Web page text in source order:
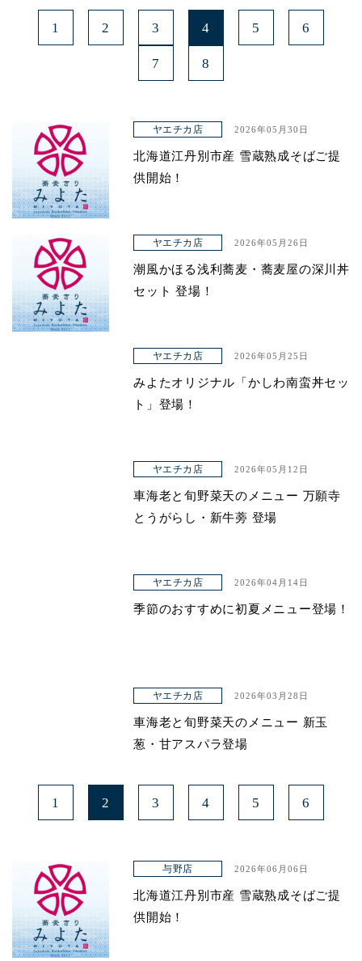
1 2 3 4 5 6
7 8
ヤエチカ店 2026年05月30日
北海道江丹別市産 雪蔵熟成そばご提
供開始！
ヤエチカ店 2026年05月26日
潮風かほる浅利蕎麦・蕎麦屋の深川丼
セット 登場！
ヤエチカ店 2026年05月25日
みよたオリジナル「かしわ南蛮丼セッ
ト」登場！
ヤエチカ店 2026年05月12日
車海老と旬野菜天のメニュー 万願寺
とうがらし・新牛蒡 登場
ヤエチカ店 2026年04月14日
季節のおすすめに初夏メニュー登場！
ヤエチカ店 2026年03月28日
車海老と旬野菜天のメニュー 新玉
葱・甘アスパラ登場
1 2 3 4 5 6
与野店 2026年06月06日
北海道江丹別市産 雪蔵熟成そばご提
供開始！